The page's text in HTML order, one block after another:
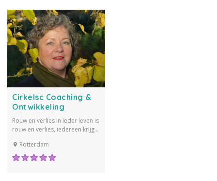
Cirkelsc Coaching &
Ontwikkeling
Rouw en verlies In ieder leven is
rouw en verlies, iedereen krijgt
We verliezen onze baan, onze
relatie loopt stuk, we worden
Rotterdam